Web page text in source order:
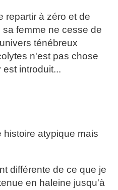
repartir à zéro et de
femme ne cesse de
ténébreux
n'est pas chose
introduit...
histoire atypique mais
différente de ce que je
en haleine jusqu'à